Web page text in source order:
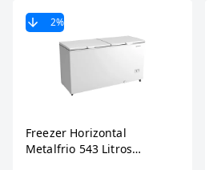
2%
Freezer Horizontal
Metalfrio 543 Litros